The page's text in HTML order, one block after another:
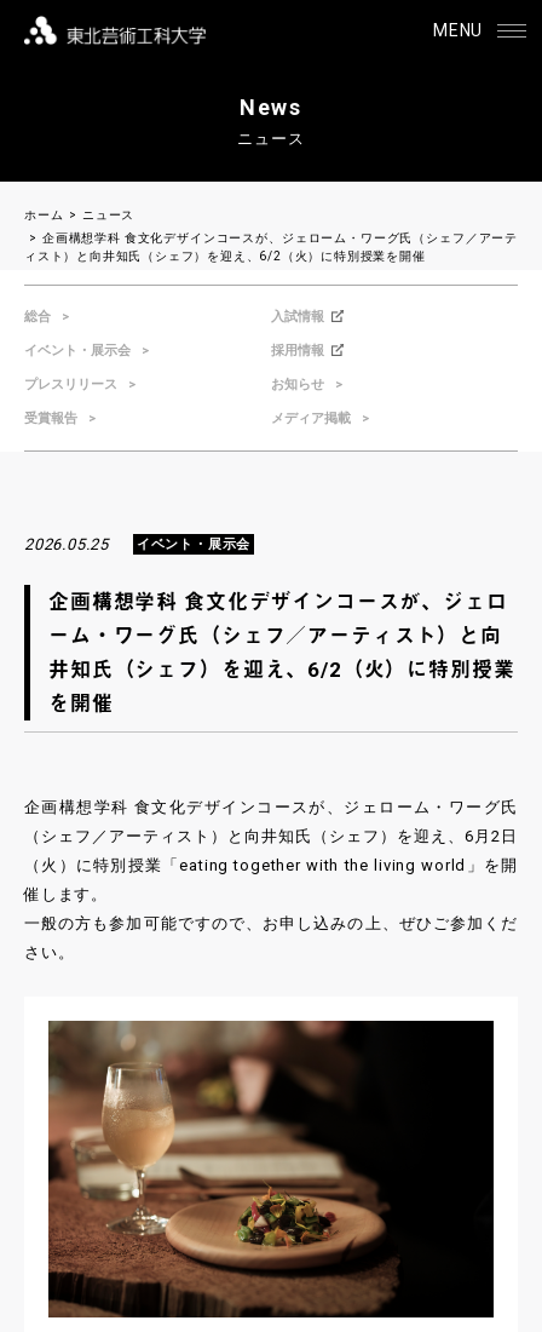
MENU
News
ニュース
ホーム
ニュース
企画構想学科 食文化デザインコースが、ジェローム・ワーグ氏（シェフ／アーテ
ィスト）と向井知氏（シェフ）を迎え、6/2（火）に特別授業を開催
総合 入試情報
イベント・展示会 採用情報
プレスリリース お知らせ
受賞報告 メディア掲載
2026.05.25 イベント・展示会
企画構想学科 食文化デザインコースが、ジェロ
ーム・ワーグ氏（シェフ／アーティスト）と向
井知氏（シェフ）を迎え、6/2（火）に特別授業
を開催
企画構想学科 食文化デザインコースが、ジェローム・ワーグ氏
（シェフ／アーティスト）と向井知氏（シェフ）を迎え、6月2日
（火）に特別授業「eating together with the living world」を開
催します。
一般の方も参加可能ですので、お申し込みの上、ぜひご参加くだ
さい。